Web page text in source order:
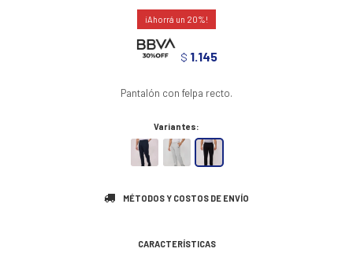
20
$ 1.145
Pantalón con felpa recto.
Variantes:
MÉTODOS Y COSTOS DE ENVÍO
CARACTERÍSTICAS